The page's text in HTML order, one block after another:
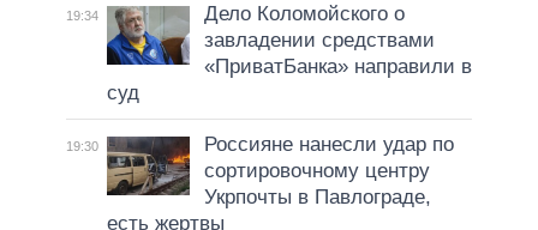
19:34
Дело Коломойского о
завладении средствами
«ПриватБанка» направили в
суд
19:30
Россияне нанесли удар по
сортировочному центру
Укрпочты в Павлограде,
есть жертвы